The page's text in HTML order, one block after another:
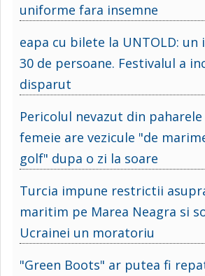
uniforme fara insemne
eapa cu bilete la UNTOLD: un
30 de persoane. Festivalul a
disparut
Pericolul nevazut din
femeie are vezicule "de
golf" dupa o zi la soare
Turcia impune restrictii
maritim pe Marea Neagra si
Ucrainei un moratoriu
"Green Boots" ar putea fi